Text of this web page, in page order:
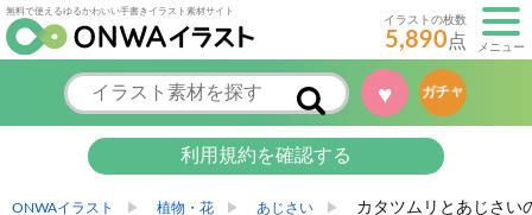
無料で使えるゆるかわいい手書きイラスト素材サイト
イラストの枚数
5,890点 メニュー
♥ ガチャ
利用規約を確認する
ONWAイラスト 植物・花 あじさい カタツムリとあじさい